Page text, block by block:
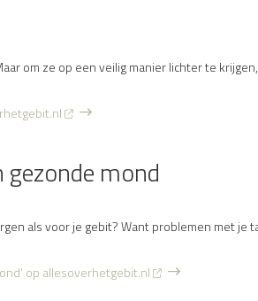
om ze op een veilig manier lichter te
gezonde mond
als voor je gebit? Want problemen met
op allesoverhetgebit.nl